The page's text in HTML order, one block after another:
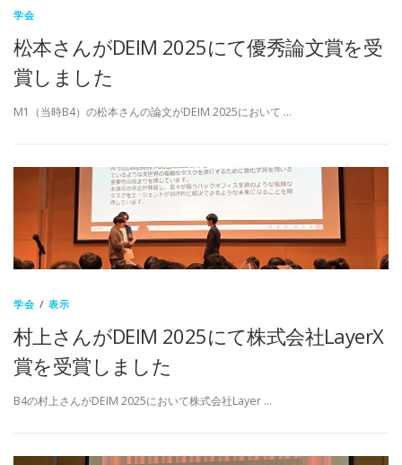
学会
松本さんがDEIM 2025にて優秀論文賞を受
賞しました
M1（当時B4）の松本さんの論文がDEIM 2025において …
学会 /表示
村上さんがDEIM 2025にて株式会社LayerX
賞を受賞しました
B4の村上さんがDEIM 2025において株式会社Layer …